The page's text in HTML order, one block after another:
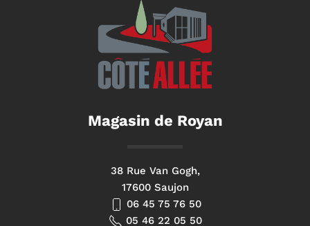
Magasin de Royan
38 Rue Van Gogh,
17600 Saujon
06 45 75 76 50
05 46 22 05 50